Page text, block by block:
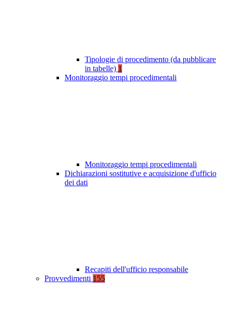
Tipologie di procedimento (da pubblicare
in tabelle) 1
Monitoraggio tempi procedimentali
Monitoraggio tempi procedimentali
Dichiarazioni sostitutive e acquisizione d'ufficio
dei dati
Recapiti dell'ufficio responsabile
Provvedimenti 155